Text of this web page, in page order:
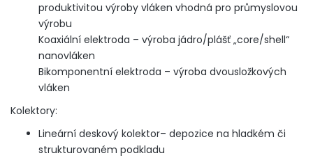
produktivitou výroby vláken vhodná pro průmyslovou
výrobu
Koaxiální elektroda – výroba jádro/plášť „core/shell“
nanovláken
Bikomponentní elektroda – výroba dvousložkových
vláken
Kolektory:
Lineární deskový kolektor– depozice na hladkém či
strukturovaném podkladu